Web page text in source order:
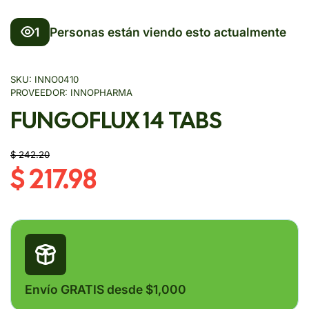
1 Personas están viendo esto actualmente
SKU: INNO0410
PROVEEDOR: INNOPHARMA
FUNGOFLUX 14 TABS
$ 242.20
$ 217.98
Envío GRATIS desde $1,000